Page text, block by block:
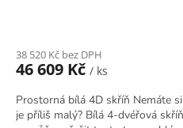
38 520 Kč bez DPH
46 609 Kč / ks
Prostorná bílá 4D skříň Nemáte
je příliš malý? Bílá 4-dvéřová